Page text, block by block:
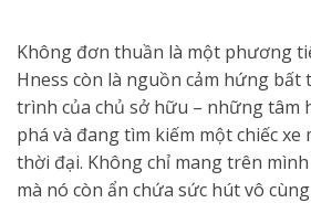
Không đơn thuần là một phương
Hness còn là nguồn cảm hứng bất
trình của chủ sở hữu – những tâm
phá và đang tìm kiếm một chiếc xe
thời đại. Không chỉ mang trên
mà nó còn ẩn chứa sức hút vô